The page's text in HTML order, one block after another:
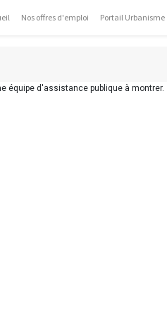
Nos offres d'emploi Portail Urbanisme
équipe d'assistance publique à montrer.